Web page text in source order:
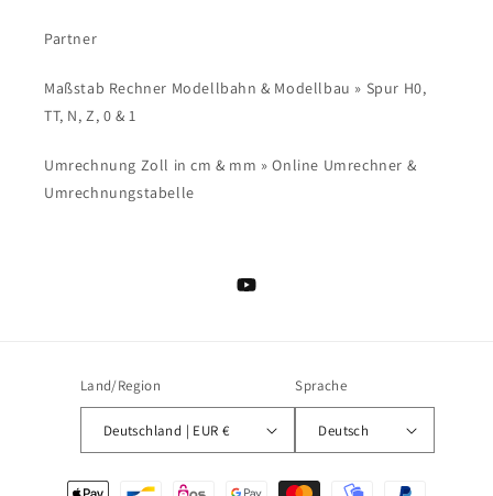
Partner
Maßstab Rechner Modellbahn & Modellbau » Spur H0,
TT, N, Z, 0 & 1
Umrechnung Zoll in cm & mm » Online Umrechner &
Umrechnungstabelle
YouTube
Land/Region
Deutschland | EUR €
Sprache
Deutsch
Zahlungsmethoden